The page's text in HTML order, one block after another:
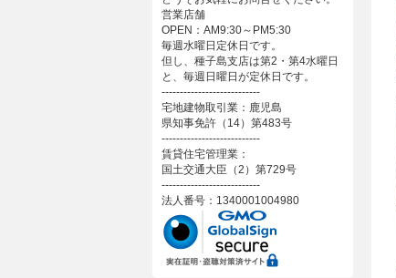
営業店舗
OPEN：AM9:30～PM5:30
毎週水曜日定休日です。
但し、種子島支店は第2・第4水曜日
と、毎週日曜日が定休日です。
---------------------------
宅地建物取引業：鹿児島
県知事免許（14）第483号
---------------------------
賃貸住宅管理業：
国土交通大臣（2）第729号
---------------------------
法人番号：1340001004980